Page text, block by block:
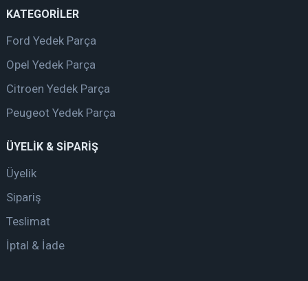
KATEGORİLER
Ford Yedek Parça
Opel Yedek Parça
Citroen Yedek Parça
Peugeot Yedek Parça
ÜYELİK & SİPARİŞ
Üyelik
Sipariş
Teslimat
İptal & İade